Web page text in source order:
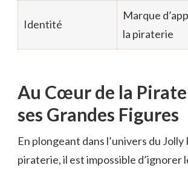
Identité
Marque
la piraterie
Au Cœur de la
ses Grandes Figures
En plongeant dans l’univers du Jolly
piraterie, il est impossible d’ignorer